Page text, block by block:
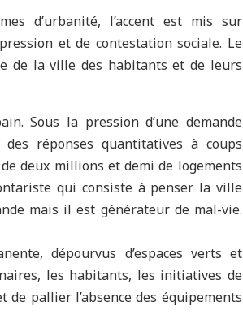
d’urbanité, l’accent est mis sur
et de contestation sociale. Le
de la ville des habitants et de leurs
Sous la pression d’une demande
réponses quantitatives à coups
deux millions et demi de logements
qui consiste à penser la ville
mais il est générateur de mal-vie.
dépourvus d’espaces verts et
les habitants, les initiatives de
pallier l’absence des équipements